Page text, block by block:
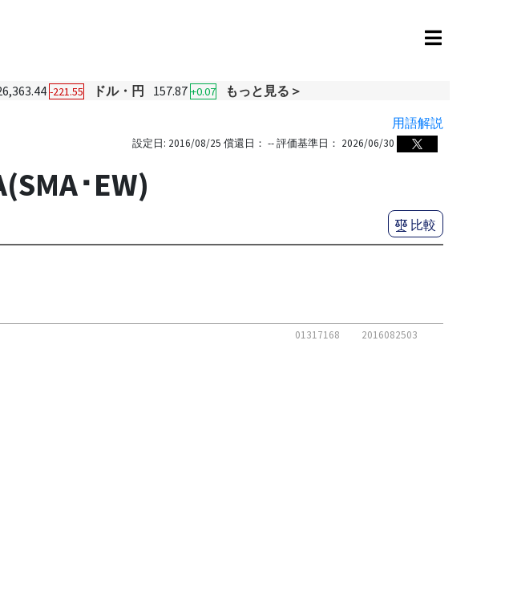
-221.55 ドル・円 157.87 +0.07
もっと見る＞
用語解説
設定日: 2016/08/25 償還日： -- 評価基準日： 2026/06/30
･EW)
比較
01317168 2016082503